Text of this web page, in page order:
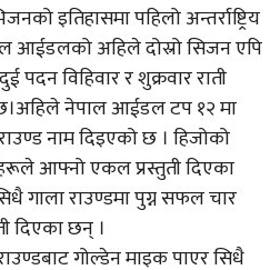
इतिहासमा पहिलो अन्तर्राष्ट्रिय
आईडलको अहिले दोस्रो सिजन एपि
पदन विहिवार र शुक्रवार राती
नेपाल आईडल टप १२ मा
नाम दिइएको छ । हिजोको
आफ्नो एकल प्रस्तुती दिएका
गाला राउण्डमा पुग्न सफल चार
दिएका छन् ।
गोल्डेन माइक पाएर सिधै